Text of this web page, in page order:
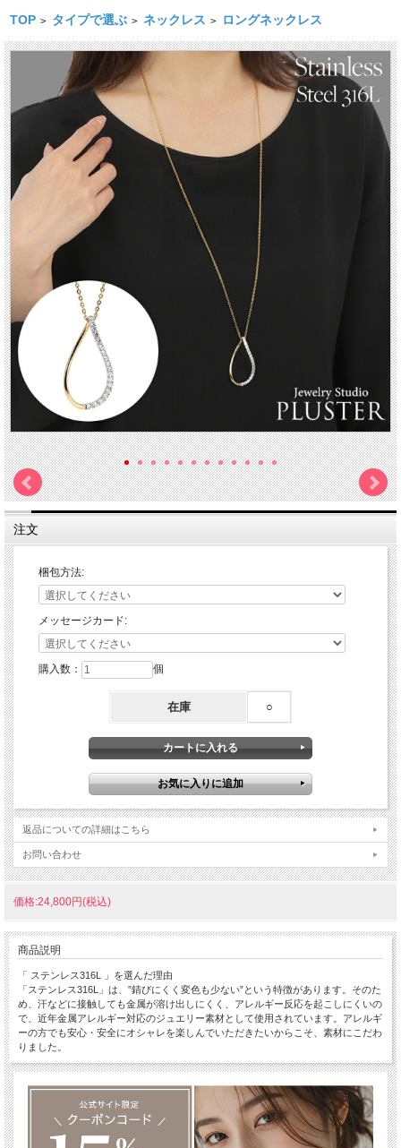
TOP > タイプで選ぶ > ネックレス > ロングネックレス
注文
梱包方法:
メッセージカード:
購入数： 個
在庫 ○
返品についての詳細はこちら
お問い合わせ
価格:24,800円(税込)
商品説明
「 ステンレス316L 」を選んだ理由
「ステンレス316L」は、”錆びにくく変色も少ない”という特徴があります。そのた
め、汗などに接触しても金属が溶け出しにくく、アレルギー反応を起こしにくいの
で、近年金属アレルギー対応のジュエリー素材として使用されています。アレルギ
ーの方でも安心・安全にオシャレを楽しんでいただきたいからこそ、素材にこだわ
りました。